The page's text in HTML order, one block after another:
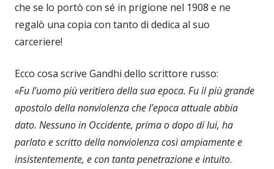
che se lo portò con sé in prigione nel 1908 e ne
regalò una copia con tanto di dedica al suo
carceriere!
Ecco cosa scrive Gandhi dello scrittore russo:
«Fu l’uomo più veritiero della sua epoca. Fu il più grande
apostolo della nonviolenza che l’epoca attuale abbia
dato. Nessuno in Occidente, prima o dopo di lui, ha
parlato e scritto della nonviolenza così ampiamente e
insistentemente, e con tanta penetrazione e intuito.